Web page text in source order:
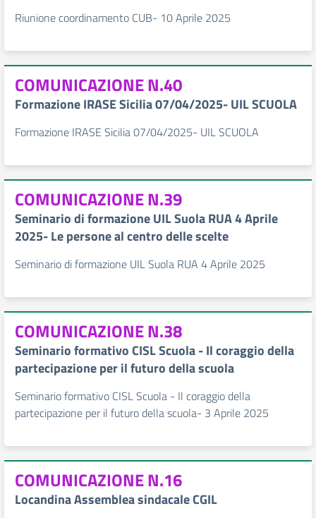
Riunione coordinamento CUB- 10 Aprile 2025
COMUNICAZIONE N.40
Formazione IRASE Sicilia 07/04/2025- UIL SCUOLA
Formazione IRASE Sicilia 07/04/2025- UIL SCUOLA
COMUNICAZIONE N.39
Seminario di formazione UIL Suola RUA 4 Aprile
2025- Le persone al centro delle scelte
Seminario di formazione UIL Suola RUA 4 Aprile 2025
COMUNICAZIONE N.38
Seminario formativo CISL Scuola - Il coraggio della
partecipazione per il futuro della scuola
Seminario formativo CISL Scuola - Il coraggio della
partecipazione per il futuro della scuola- 3 Aprile 2025
COMUNICAZIONE N.16
Locandina Assemblea sindacale CGIL